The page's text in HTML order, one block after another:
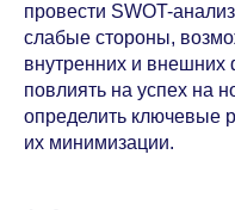
провести SWOT-
слабые стороны,
внутренних и внешних
повлиять на успех на
определить ключевые
их минимизации.